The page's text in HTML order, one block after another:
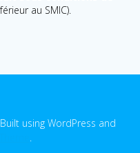
au SMIC).
using WordPress and
.